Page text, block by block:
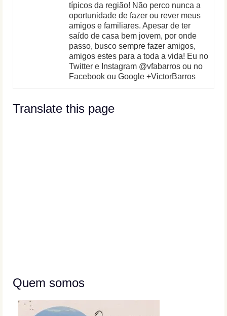
típicos da região! Não perco nunca a
oportunidade de fazer ou rever meus
amigos e familiares. Apesar de ter
saído de casa bem jovem, por onde
passo, busco sempre fazer amigos,
amigos estes para a toda a vida! Eu no
Twitter e Instagram @vfabarros ou no
Facebook ou Google +VictorBarros
Translate this page
Quem somos